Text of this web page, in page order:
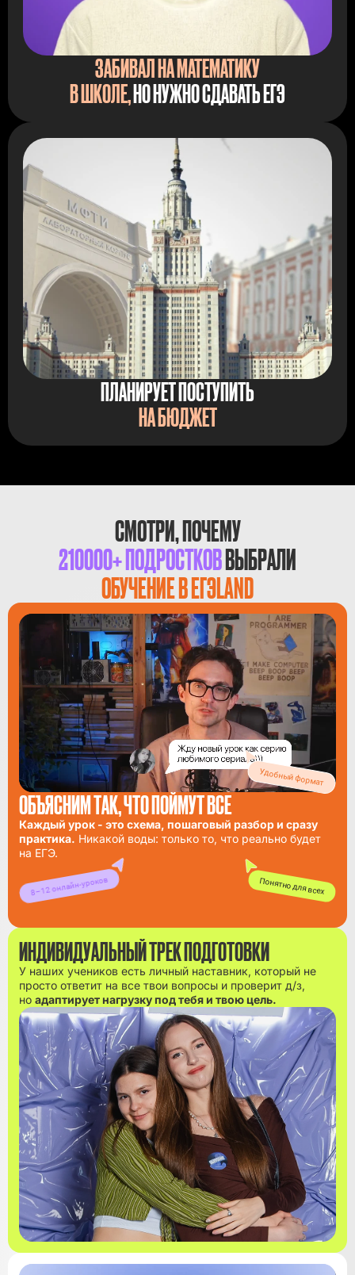
ЗАБИВАЛ НА МАТЕМАТИКУ
В ШКОЛЕ,НО НУЖНО СДАВАТЬ ЕГЭ
ПЛАНИРУЕТ ПОСТУПИТЬ
НА БЮДЖЕТ
СМОТРИ, ПОЧЕМУ
210000+ ПОДРОСТКОВВЫБРАЛИ
ОБУЧЕНИЕ В ЕГЭLAND
ОБЪЯСНИМ ТАК, ЧТО ПОЙМУТ ВСЕ
Каждый урок - это схема, пошаговый разбор и сразу
практика. Никакой воды: только то, что реально будет
на ЕГЭ.
Удобный формат
8–12 онлайн-уроков Понятно для всех
ИНДИВИДУАЛЬНЫЙ ТРЕК ПОДГОТОВКИ
У наших учеников есть личный наставник, который не
просто ответит на все твои вопросы и проверит д/з,
но адаптирует нагрузку под тебя и твою цель.